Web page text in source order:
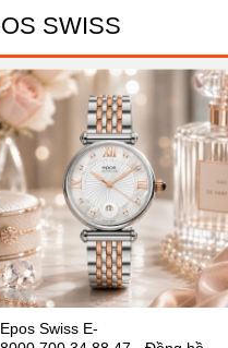
SWISS
Epos Swiss E-